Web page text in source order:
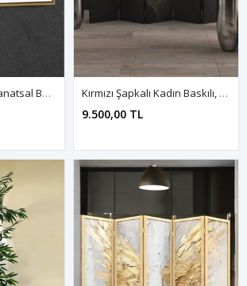
Tuval L Çerçeveli Sanatsal Boş Yatay & Dikey %100 Pamuk Ahşap'a Gerilmiş Tuval Kırmızı Şapkalı Kadın Baskılı, 5 Kanat Ahşap Paravan Oda Bölme
9.500,00 TL